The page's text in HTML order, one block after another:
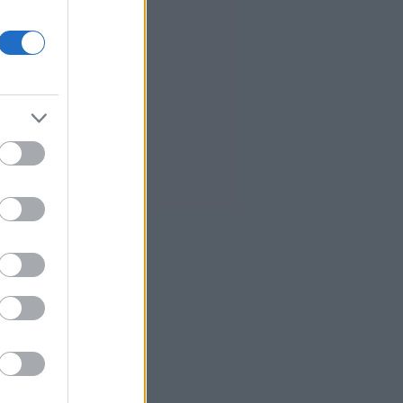
ΗΠΑ: Η Γερουσία προωθεί
ιστορικό νομοσχέδιο για τα
Προς εκτύπωση το πολλαπλό
βιβλίο
Γερμανία: Διευρύνεται το έλλειμα
στο εμπορικό ισοζύγιο με την Κίνα
την Ουκρανία «μορατόριουμ» στις
επιθέσεις στα πλοία στη Μαύρη
Περού: Δεκατρείς νεκροί και
Υεμένη: Οι Χούθι ανακοίνωσαν ότι
διυλιστήριο στην ακτή της
Ερυθράς Θάλασσας